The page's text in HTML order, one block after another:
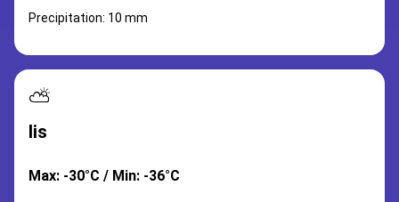
Precipitation: 10 mm
⛅
lis
Max: -30°C / Min: -36°C